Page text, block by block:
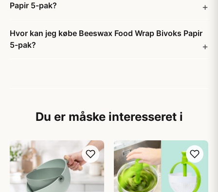
Papir 5-pak?
Hvor kan jeg købe Beeswax Food Wrap Bivoks Papir
5-pak?
Du er måske interesseret i